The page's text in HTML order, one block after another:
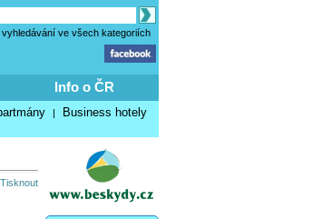
vyhledávání ve všech kategoriích
Info o ČR
| Business hotely
Tisknout